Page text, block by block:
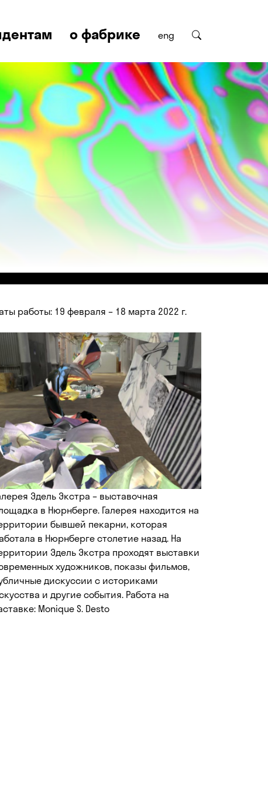
о фабрике eng
работы: 19 февраля – 18 марта 2022 г.
Эдель Экстра – выставочная
в Нюрнберге. Галерея находится на
бывшей пекарни, которая
в Нюрнберге столетие назад. На
Эдель Экстра проходят выставки
художников, показы фильмов,
дискуссии с историками
и другие события. Работа на
Monique S. Desto